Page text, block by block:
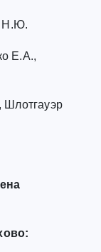
Н.Ю.
Е.А.,
Шлотгауэр